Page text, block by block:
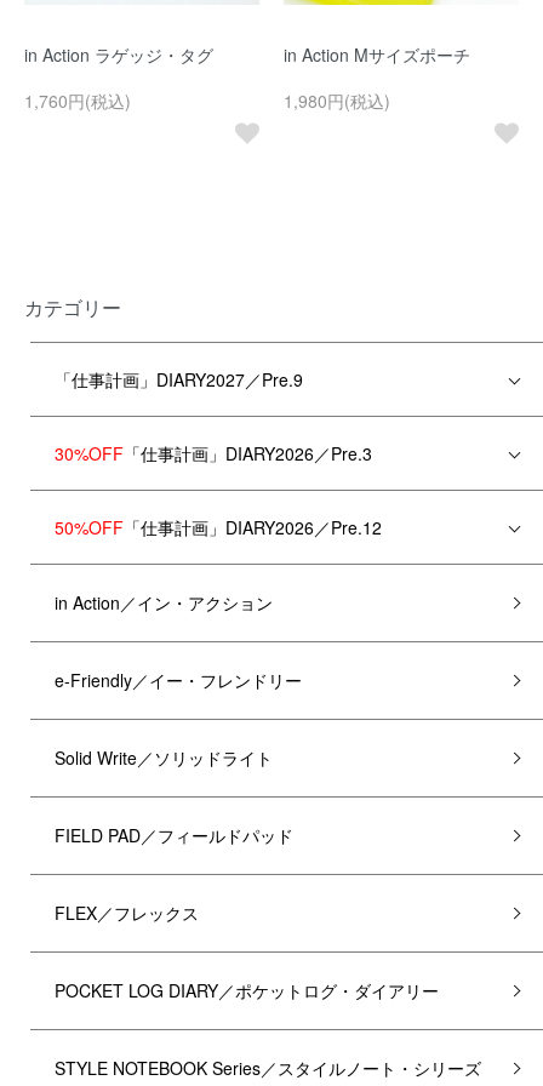
in Action ラゲッジ・タグ
1,760円(税込)
in Action Mサイズポーチ
1,980円(税込)
カテゴリー
「仕事計画」DIARY2027／Pre.9
30%OFF 「仕事計画」DIARY2026／Pre.3
50%OFF 「仕事計画」DIARY2026／Pre.12
in Action／イン・アクション
e-Friendly／イー・フレンドリー
Solid Write／ソリッドライト
FIELD PAD／フィールドパッド
FLEX／フレックス
POCKET LOG DIARY／ポケットログ・ダイアリー
STYLE NOTEBOOK Series／スタイルノート・シリーズ